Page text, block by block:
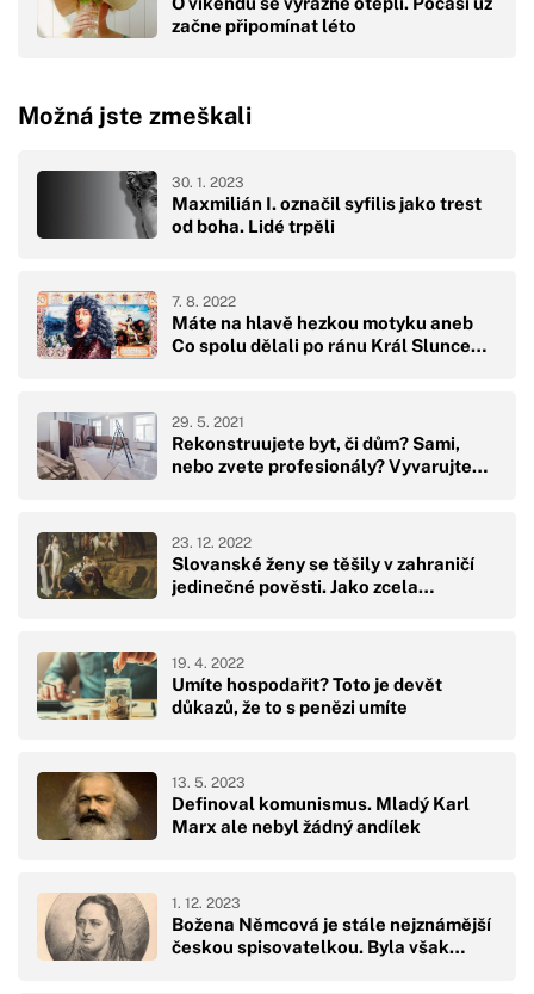
začne připomínat léto
Možná jste zmeškali
Maxmilián I. označil syfilis jako trest
od boha. Lidé trpěli
30. 1. 2023
Máte na hlavě hezkou motyku aneb
Co spolu dělali po ránu Král Slunce…
7. 8. 2022
Rekonstruujete byt, či dům? Sami,
nebo zvete profesionály? Vyvarujte…
29. 5. 2021
Slovanské ženy se těšily v zahraničí
jedinečné pověsti. Jako zcela…
23. 12. 2022
Umíte hospodařit? Toto je devět
důkazů, že to s penězi umíte
19. 4. 2022
Definoval komunismus. Mladý Karl
Marx ale nebyl žádný andílek
13. 5. 2023
Božena Němcová je stále nejznámější
českou spisovatelkou. Byla však…
1. 12. 2023